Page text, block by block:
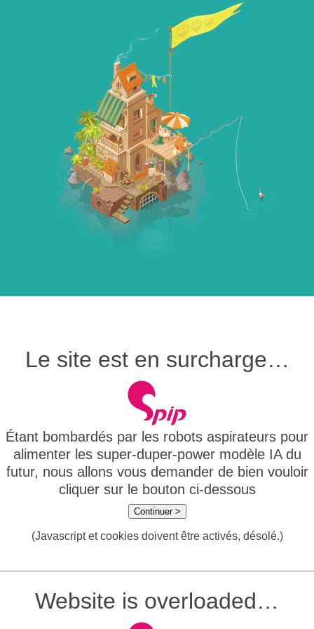
Le site est en surcharge…
Étant bombardés par les robots aspirateurs pour
alimenter les super-duper-power modèle IA du
futur, nous allons vous demander de bien vouloir
cliquer sur le bouton ci-dessous
Continuer >
(Javascript et cookies doivent être activés, désolé.)
Website is overloaded…